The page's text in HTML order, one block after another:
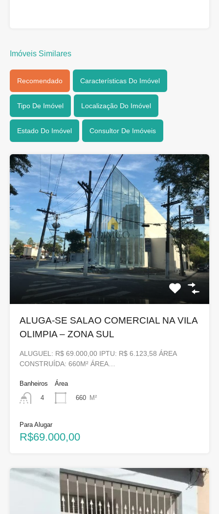
Imóveis Similares
Recomendado Características Do Imóvel
Tipo De Imóvel Localização Do Imóvel
Estado Do Imóvel Consultor De Imóveis
ALUGA-SE SALAO COMERCIAL NA VILA
OLIMPIA – ZONA SUL
ALUGUEL: R$ 69.000,00 IPTU: R$ 6.123,58 ÁREA
CONSTRUÍDA: 660M² ÁREA…
Banheiros
4
Área
660 M²
Para Alugar
R$69.000,00